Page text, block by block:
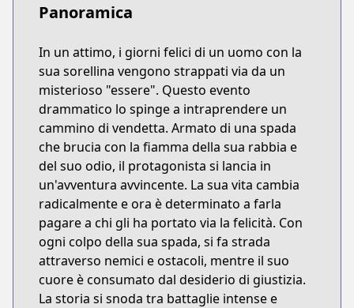
Panoramica
In un attimo, i giorni felici di un uomo con la
sua sorellina vengono strappati via da un
misterioso "essere". Questo evento
drammatico lo spinge a intraprendere un
cammino di vendetta. Armato di una spada
che brucia con la fiamma della sua rabbia e
del suo odio, il protagonista si lancia in
un'avventura avvincente. La sua vita cambia
radicalmente e ora è determinato a farla
pagare a chi gli ha portato via la felicità. Con
ogni colpo della sua spada, si fa strada
attraverso nemici e ostacoli, mentre il suo
cuore è consumato dal desiderio di giustizia.
La storia si snoda tra battaglie intense e